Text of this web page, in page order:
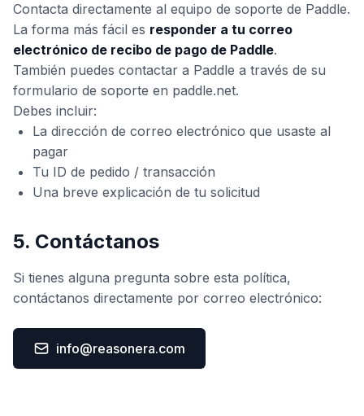
Contacta directamente al equipo de soporte de Paddle.
La forma más fácil es responder a tu correo
electrónico de recibo de pago de Paddle.
También puedes contactar a Paddle a través de su
formulario de soporte en paddle.net.
Debes incluir:
La dirección de correo electrónico que usaste al
pagar
Tu ID de pedido / transacción
Una breve explicación de tu solicitud
5. Contáctanos
Si tienes alguna pregunta sobre esta política,
contáctanos directamente por correo electrónico:
info@reasonera.com